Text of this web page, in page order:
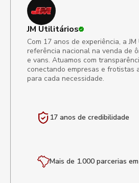
JM Utilitários
Com 17 anos de experiência, a
referência nacional na venda de
e vans. Atuamos com
conectando empresas e frotistas
para cada necessidade.
17 anos de credibilidade
Mais de 1.000 parcerias